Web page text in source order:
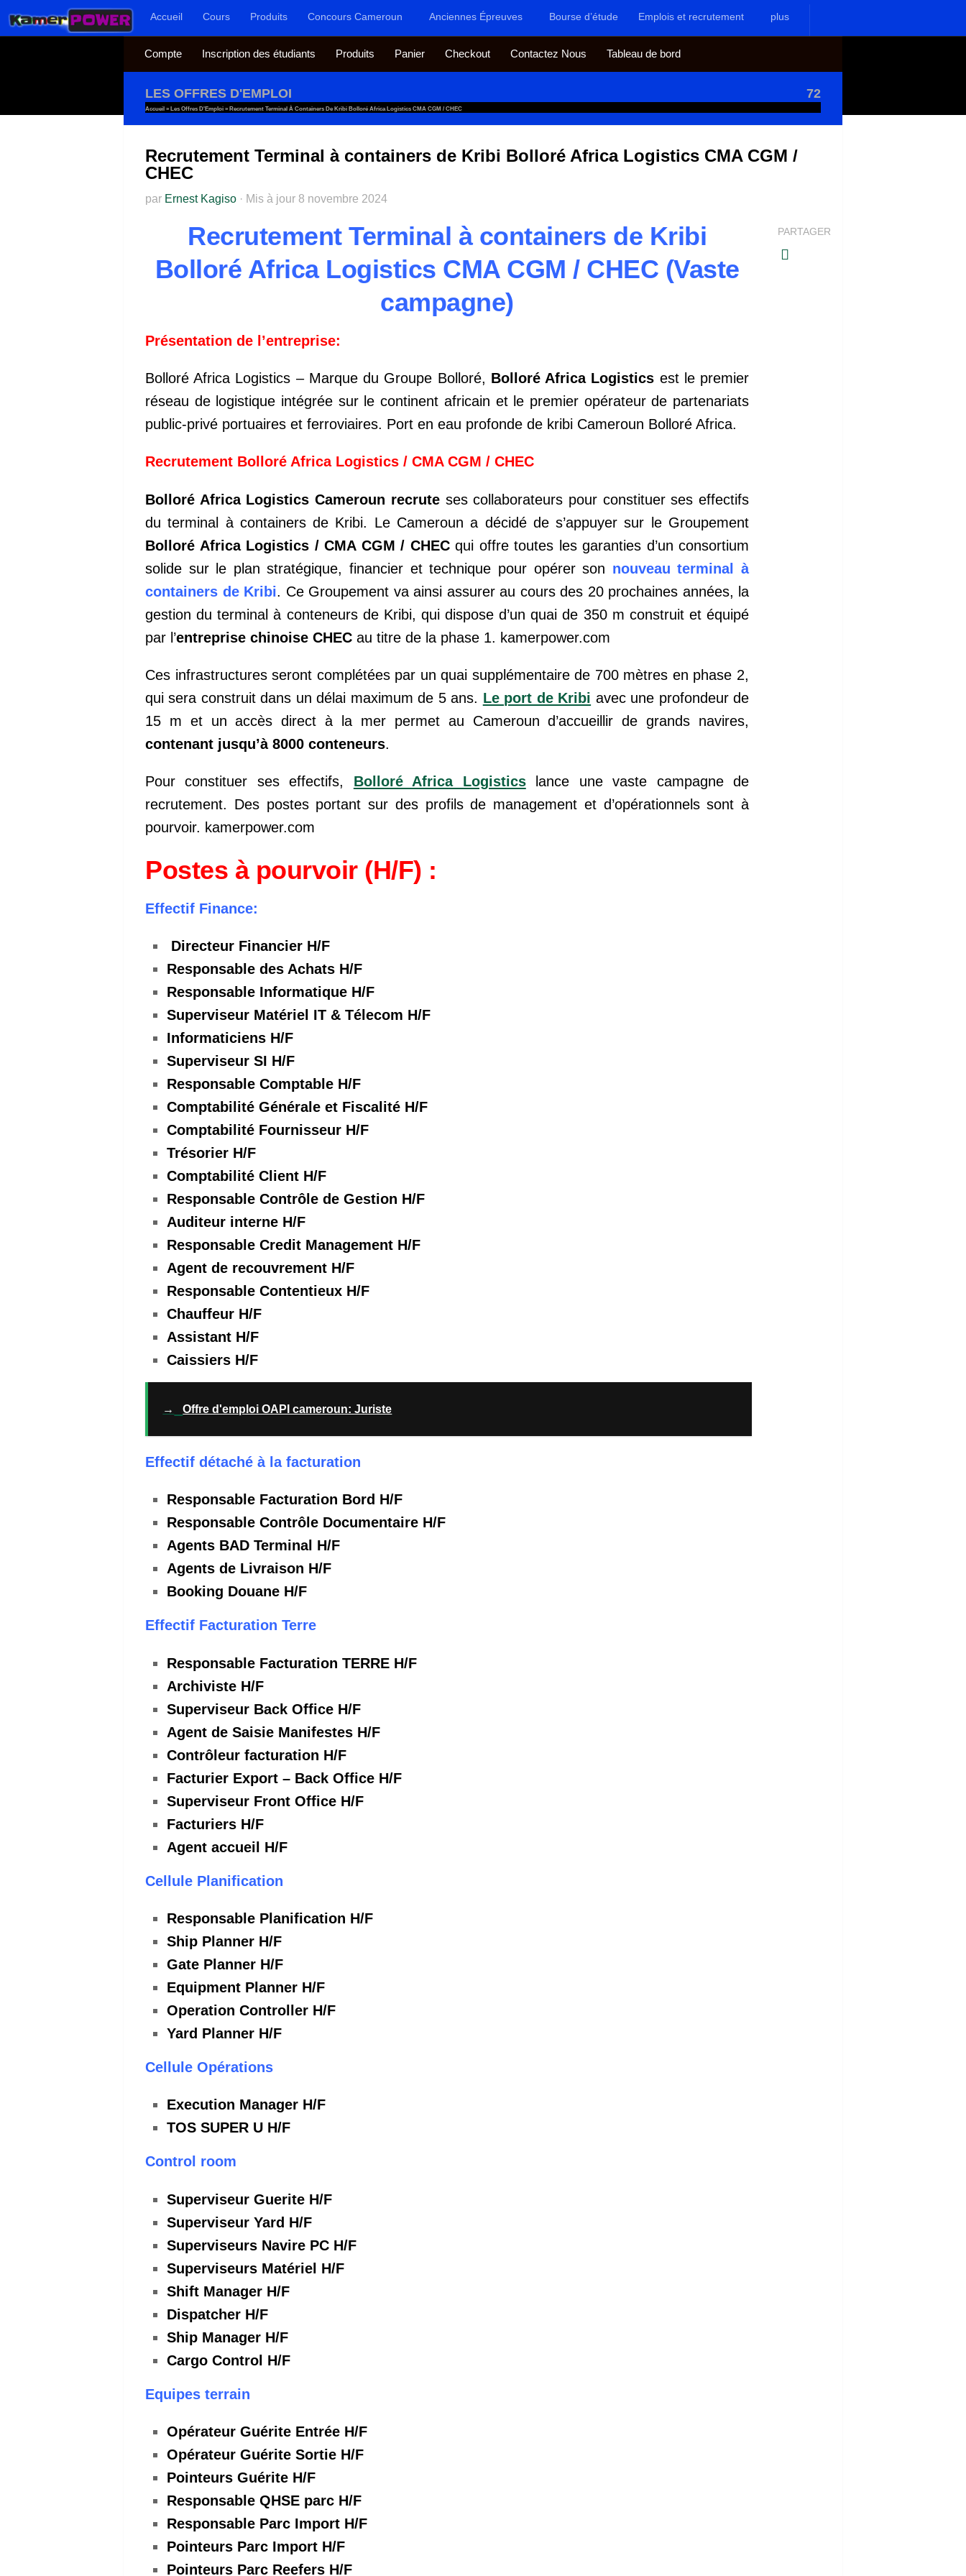
Au dessous du contenuAccueil Cours Produits Concours Cameroun Anciennes Épreuves Bourse d’étude Emplois et recrutement plus
Compte Inscription des étudiants Produits Panier Checkout Contactez Nous Tableau de bord
LES OFFRES D'EMPLOI 72
Accueil » Les Offres D'Emploi » Recrutement Terminal À Containers De Kribi Bolloré Africa Logistics CMA CGM / CHEC
Recrutement Terminal à containers de Kribi Bolloré Africa Logistics CMA CGM /
CHEC
par Ernest Kagiso · Mis à jour 8 novembre 2024
Recrutement Terminal à containers de Kribi
Bolloré Africa Logistics CMA CGM / CHEC (Vaste
campagne)
Présentation de l’entreprise:
Bolloré Africa Logistics – Marque du Groupe Bolloré, Bolloré Africa Logistics est le premier
réseau de logistique intégrée sur le continent africain et le premier opérateur de partenariats
public-privé portuaires et ferroviaires. Port en eau profonde de kribi Cameroun Bolloré Africa.
Recrutement Bolloré Africa Logistics / CMA CGM / CHEC
Bolloré Africa Logistics Cameroun recruteses collaborateurs pour constituer ses effectifs
du terminal à containers de Kribi. Le Cameroun a décidé de s’appuyer sur le Groupement
Bolloré Africa Logistics / CMA CGM / CHECqui offre toutes les garanties d’un consortium
solide sur le plan stratégique, financier et technique pour opérer son nouveau terminal à
containers de Kribi. Ce Groupement va ainsi assurer au cours des 20 prochaines années, la
gestion du terminal à conteneurs de Kribi, qui dispose d’un quai de 350 m construit et équipé
par l’entreprise chinoise CHEC au titre de la phase 1. kamerpower.com
Ces infrastructures seront complétées par un quai supplémentaire de 700 mètres en phase 2,
qui sera construit dans un délai maximum de 5 ans. Le port de Kribi avec une profondeur de
15 m et un accès direct à la mer permet au Cameroun d’accueillir de grands navires,
contenant jusqu’à 8000 conteneurs.
Pour constituer ses effectifs, Bolloré Africa Logisticslance une vaste campagne de
recrutement. Des postes portant sur des profils de management et d’opérationnels sont à
pourvoir. kamerpower.com
Postes à pourvoir (H/F) :
Effectif Finance:
Directeur Financier H/F
Responsable des Achats H/F
Responsable Informatique H/F
Superviseur Matériel IT & Télecom H/F
Informaticiens H/F
Superviseur SI H/F
Responsable Comptable H/F
Comptabilité Générale et Fiscalité H/F
Comptabilité Fournisseur H/F
Trésorier H/F
Comptabilité Client H/F
Responsable Contrôle de Gestion H/F
Auditeur interne H/F
Responsable Credit Management H/F
Agent de recouvrement H/F
Responsable Contentieux H/F
Chauffeur H/F
Assistant H/F
Caissiers H/F
→ Offre d'emploi OAPI cameroun: Juriste
Effectif détaché à la facturation
Responsable Facturation Bord H/F
Responsable Contrôle Documentaire H/F
Agents BAD Terminal H/F
Agents de Livraison H/F
Booking Douane H/F
Effectif Facturation Terre
Responsable Facturation TERRE H/F
Archiviste H/F
Superviseur Back Office H/F
Agent de Saisie Manifestes H/F
Contrôleur facturation H/F
Facturier Export – Back Office H/F
Superviseur Front Office H/F
Facturiers H/F
Agent accueil H/F
Cellule Planification
Responsable Planification H/F
Ship Planner H/F
Gate Planner H/F
Equipment Planner H/F
Operation Controller H/F
Yard Planner H/F
Cellule Opérations
Execution Manager H/F
TOS SUPER U H/F
Control room
Superviseur Guerite H/F
Superviseur Yard H/F
Superviseurs Navire PC H/F
Superviseurs Matériel H/F
Shift Manager H/F
Dispatcher H/F
Ship Manager H/F
Cargo Control H/F
Equipes terrain
Opérateur Guérite Entrée H/F
Opérateur Guérite Sortie H/F
Pointeurs Guérite H/F
Responsable QHSE parc H/F
Responsable Parc Import H/F
Pointeurs Parc Import H/F
Pointeurs Parc Reefers H/F
PARTAGER